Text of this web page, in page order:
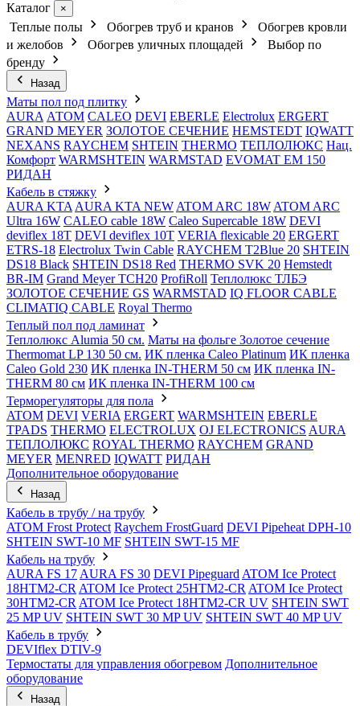
Каталог
×
Теплые полы Обогрев труб и кранов
Обогрев кровли
и желобов
Обогрев уличных площадей
Выбор по
бренду
Назад
Маты пол под плитку
AURA АТОМ CALEO DEVI EBERLE Electrolux ERGERT
GRAND MEYER ЗОЛОТОЕ СЕЧЕНИЕ HEMSTEDT IQWATT
NEXANS RAYCHEM SHTEIN THERMO ТЕПЛОЛЮКС Нац.
Комфорт WARMSHTEIN WARMSTAD EVOMAT EM 150
РИДАН
Кабель в стяжку
AURA KTA AURA KTA NEW ATOM ARC 18W ATOM ARC
Ultra 16W CALEO cable 18W Caleo Supercable 18W DEVI
deviflex 18T DEVI deviflex 10T VERIA flexicable 20 ERGERT
ETRS-18 Electrolux Twin Cable RAYCHEM T2Blue 20 SHTEIN
DS18 Black SHTEIN DS18 Red THERMO SVK 20 Hemstedt
BR-IM Grand Meyer TCH20 ProfiRoll Теплолюкс ТЛБЭ
ЗОЛОТОЕ СЕЧЕНИЕ GS WARMSTAD IQ FLOOR CABLE
CLIMATIQ CABLE Royal Thermo
Теплый пол под ламинат
Теплолюкс Alumia 50 см. Маты на фольге Золотое сечение
Thermomat LP 130 50 cм. ИК пленка Caleo Platinum ИК пленка
Caleo Gold 230 ИК пленка IN-THERM 50 см ИК пленка IN-
THERM 80 см ИК пленка IN-THERM 100 см
Терморегуляторы для пола
ATOM DEVI VERIA ERGERT WARMSHTEIN EBERLE
TPADS THERMO ELECTROLUX OJ ELECTRONICS AURA
ТЕПЛОЛЮКС ROYAL THERMO RAYCHEM GRAND
MEYER MENRED IQWATT РИДАН
Дополнительное оборудование
Назад
Кабель в трубу / на трубу
ATOM Frost Protect Raychem FrostGuard DEVI Pipeheat DPH-10
SHTEIN SWT-10 MF SHTEIN SWT-15 MF
Кабель на трубу
AURA FS 17 AURA FS 30 DEVI Pipeguard ATOM Ice Protect
18HTM2-CR ATOM Ice Protect 25HTM2-CR ATOM Ice Protect
30HTM2-CR ATOM Ice Protect 18HTM2-CR UV SHTEIN SWT
25 MP UV SHTEIN SWT 30 MP UV SHTEIN SWT 40 MP UV
Кабель в трубу
DEVIflex DTIV-9
Термостаты для управления обогревом Дополнительное
оборудование
Назад